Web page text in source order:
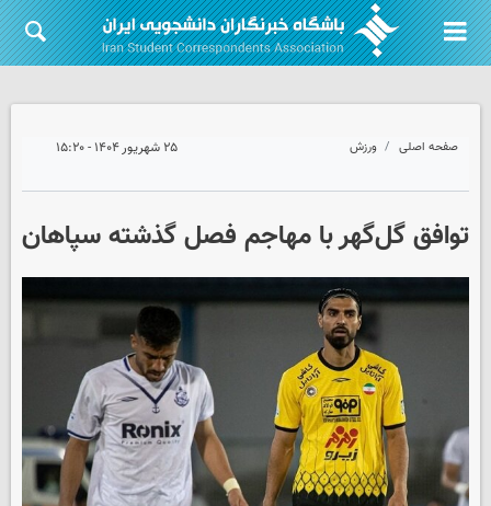
صفحه اصلی ورزش ۲۵ شهریور ۱۴۰۴ - ۱۵:۲۰
توافق گل‌گهر با مهاجم فصل گذشته سپاهان